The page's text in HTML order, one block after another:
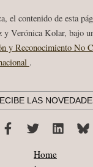
el contenido de esta
y Verónica Kolar, bajo
y Reconocimiento No
.
LAS
Home